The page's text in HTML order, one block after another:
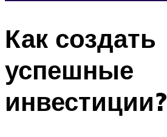
Как создать
успешные
инвестиции?